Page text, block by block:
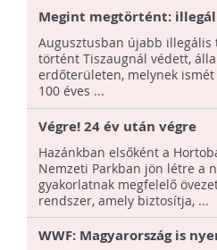
A WWF
Megint megtörtént:
vágtak ki egy idős erdőt
Augusztusban újabb illegális
történt Tiszaugnál védett,
erdőterületen, melynek ismét
100 éves ...
Végre! 24 év után végre
háborítatlan területeket
létre a Hortobágyi
Parkban!
Hazánkban elsőként a
Nemzeti Parkban jön létre a
gyakorlatnak megfelelő
rendszer, amely biztosítja, ...
WWF: Magyarország is